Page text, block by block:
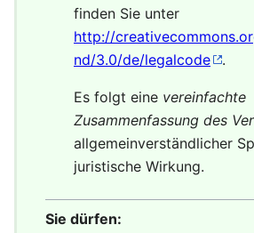
finden Sie unter
http://
nd/3.0/de/legalcode
.
Es folgt eine vereinfachte
Zusammenfassung des
allgemeinverständlicher
juristische Wirkung.
Sie dürfen: